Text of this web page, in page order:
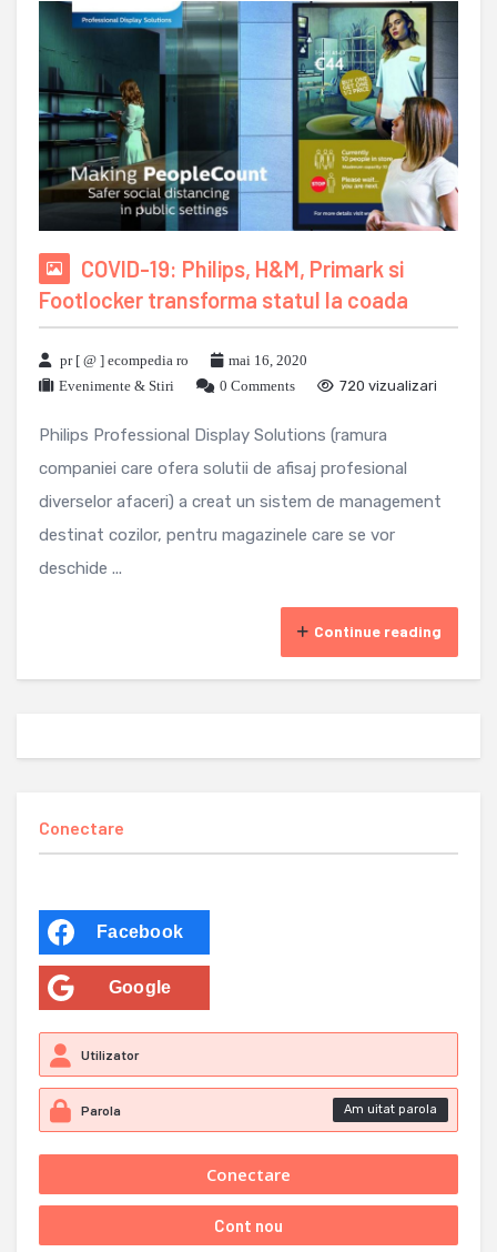
COVID-19: Philips, H&M, Primark si
Footlocker transforma statul la coada
pr [ @ ] ecompedia ro
mai 16, 2020
Evenimente & Stiri
0 Comments 720 vizualizari
Philips Professional Display Solutions (ramura
companiei care ofera solutii de afisaj profesional
diverselor afaceri) a creat un sistem de management
destinat cozilor, pentru magazinele care se vor
deschide ...
Continue reading
Conectare
Facebook
Google
Am uitat parola